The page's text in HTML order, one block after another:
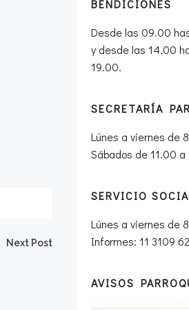
Next Post
BENDICIONES
Desde las 09.00
y desde las 14.00
19.00.
SECRETARÍA
Lúnes a viernes de
Sábados de 11.00 a
SERVICIO
Lúnes a viernes de
Informes: 11 3109
AVISOS